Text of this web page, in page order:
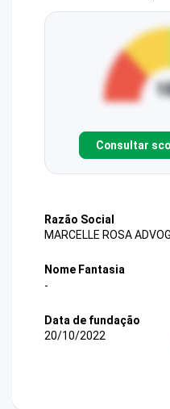
Consultar
Razão Social
MARCELLE ROSA
Nome Fantasia
-
Data de fundação
20/10/2022